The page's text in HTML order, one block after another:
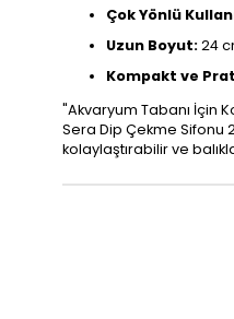
Çok Yönlü
Uzun Boyut:24
Kompakt ve
"Akvaryum Tabanı İçin
Sera Dip Çekme Sifonu
kolaylaştırabilir ve